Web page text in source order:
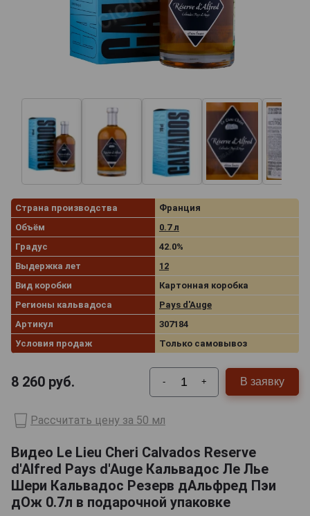
Страна производства
Франция
Объём
0.7 л
Градус
42.0%
Выдержка лет
12
Вид коробки
Картонная коробка
Регионы кальвадоса
Pays d'Auge
Артикул
307184
Условия продаж
Только самовывоз
8 260 руб. - + В заявку
Рассчитать цену за 50 мл
Видео Le Lieu Cheri Calvados Reserve
d'Alfred Pays d'Auge Кальвадос Ле Лье
Шери Кальвадос Резерв дАльфред Пэи
дОж 0.7л в подарочной упаковке